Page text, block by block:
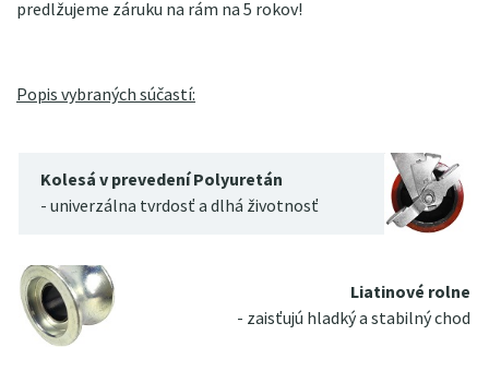
predlžujeme záruku na rám na 5 rokov!
Popis vybraných súčastí:
Kolesá v prevedení Polyuretán
- univerzálna tvrdosť a dlhá životnosť
Liatinové rolne
- zaisťujú hladký a stabilný chod